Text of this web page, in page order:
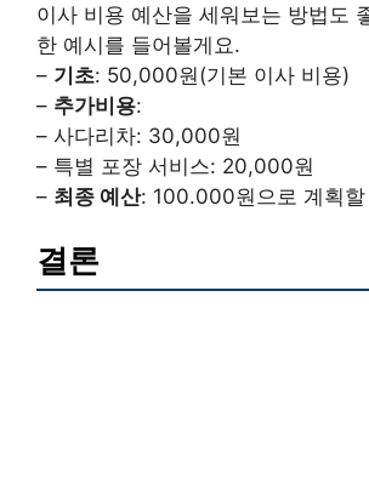
이사 비용 예산을 세워보는 방법도
한 예시를 들어볼게요.
– 기초: 50,000원(기본 이사 비용)
– 추가비용:
– 사다리차: 30,000원
– 특별 포장 서비스: 20,000원
– 최종 예산: 100.000원으로 계획할
결론